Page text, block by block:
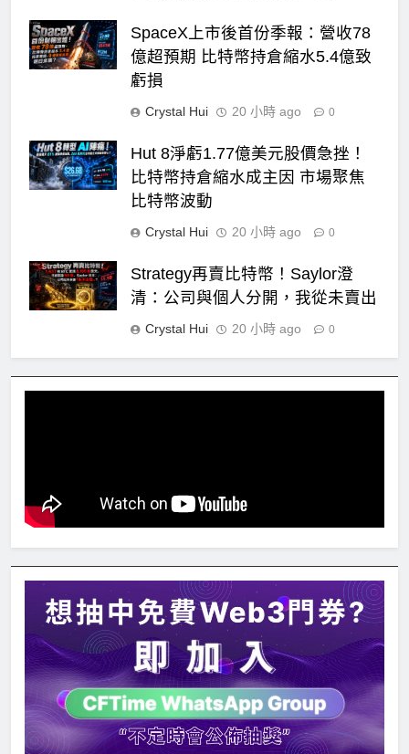
SpaceX上市後首份季報：營收78
億超預期 比特幣持倉縮水5.4億致
虧損
Crystal Hui 20 小時 ago 0
Hut 8淨虧1.77億美元股價急挫！
比特幣持倉縮水成主因 市場聚焦
比特幣波動
Crystal Hui 20 小時 ago 0
Strategy再賣比特幣！Saylor澄
清：公司與個人分開，我從未賣出
Crystal Hui 20 小時 ago 0